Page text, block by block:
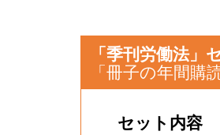
「季刊労働法」
「冊子の年間
セット内容